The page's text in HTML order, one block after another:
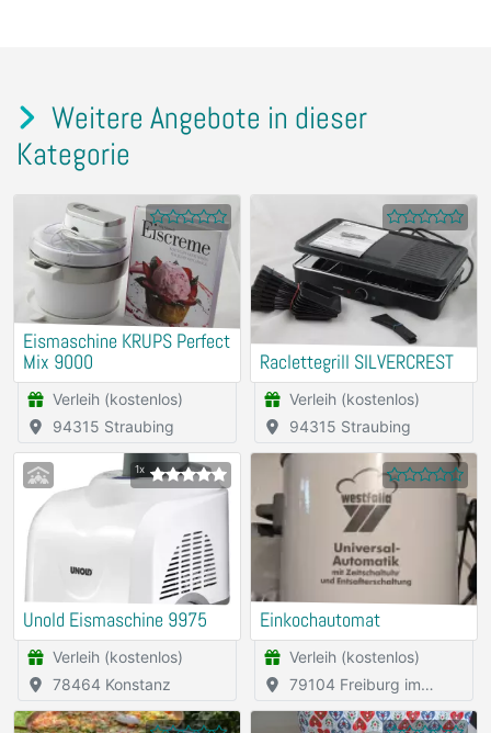
Weitere Angebote in dieser
Kategorie
Eismaschine KRUPS Perfect
Mix 9000
Verleih (kostenlos)
94315 Straubing
Raclettegrill SILVERCREST
Verleih (kostenlos)
94315 Straubing
1x
Unold Eismaschine 9975
Verleih (kostenlos)
78464 Konstanz
Einkochautomat
Verleih (kostenlos)
Breisgau